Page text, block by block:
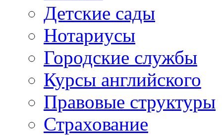
Детские сады
Нотариусы
Городские службы
Курсы английского
Правовые структуры
Страхование